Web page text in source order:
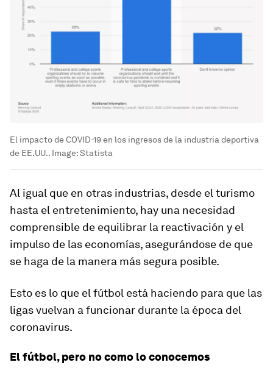
El impacto de COVID-19 en los ingresos de la industria deportiva
de EE.UU.. Image:Statista
Al igual que en otras industrias, desde el turismo
hasta el entretenimiento, hay una necesidad
comprensible de equilibrar la reactivación y el
impulso de las economías, asegurándose de que
se haga de la manera más segura posible.
Esto es lo que el fútbol está haciendo para que las
ligas vuelvan a funcionar durante la época del
coronavirus.
El fútbol, pero no como lo conocemos